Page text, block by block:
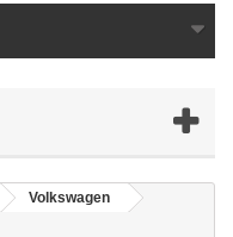
Volkswagen